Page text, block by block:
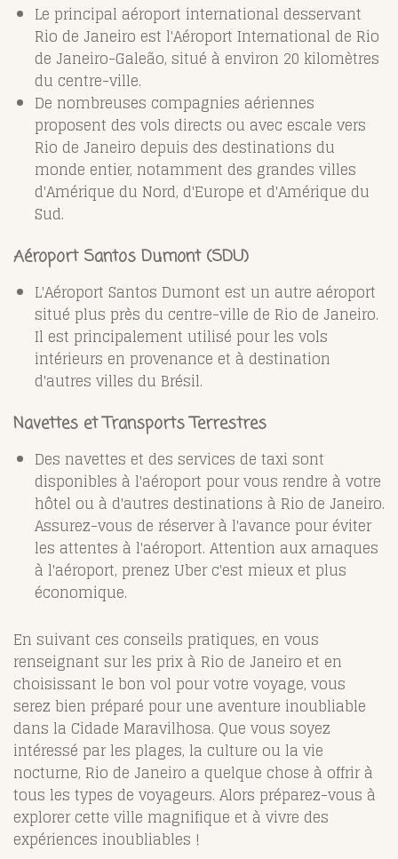
Le principal aéroport international desservant
Rio de Janeiro est l'Aéroport International de Rio
de Janeiro-Galeão, situé à environ 20 kilomètres
du centre-ville.
De nombreuses compagnies aériennes
proposent des vols directs ou avec escale vers
Rio de Janeiro depuis des destinations du
monde entier, notamment des grandes villes
d'Amérique du Nord, d'Europe et d'Amérique du
Sud.
Aéroport Santos Dumont (SDU)
L'Aéroport Santos Dumont est un autre aéroport
situé plus près du centre-ville de Rio de Janeiro.
Il est principalement utilisé pour les vols
intérieurs en provenance et à destination
d'autres villes du Brésil.
Navettes et Transports Terrestres
Des navettes et des services de taxi sont
disponibles à l'aéroport pour vous rendre à votre
hôtel ou à d'autres destinations à Rio de Janeiro.
Assurez-vous de réserver à l'avance pour éviter
les attentes à l'aéroport. Attention aux arnaques
à l'aéroport, prenez Uber c'est mieux et plus
économique.
En suivant ces conseils pratiques, en vous
renseignant sur les prix à Rio de Janeiro et en
choisissant le bon vol pour votre voyage, vous
serez bien préparé pour une aventure inoubliable
dans la Cidade Maravilhosa. Que vous soyez
intéressé par les plages, la culture ou la vie
nocturne, Rio de Janeiro a quelque chose à offrir à
tous les types de voyageurs. Alors préparez-vous à
explorer cette ville magnifique et à vivre des
expériences inoubliables !